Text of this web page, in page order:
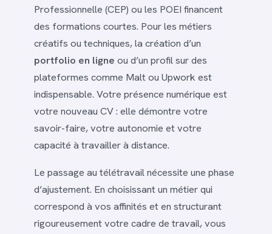
Professionnelle (CEP) ou les POEI financent
des formations courtes. Pour les métiers
créatifs ou techniques, la création d’un
portfolio en ligne ou d’un profil sur des
plateformes comme Malt ou Upwork est
indispensable. Votre présence numérique est
votre nouveau CV : elle démontre votre
savoir-faire, votre autonomie et votre
capacité à travailler à distance.
Le passage au télétravail nécessite une phase
d’ajustement. En choisissant un métier qui
correspond à vos affinités et en structurant
rigoureusement votre cadre de travail, vous